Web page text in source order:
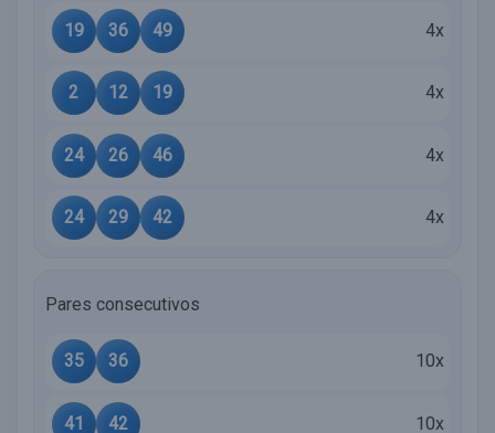
19 36 49 4x
2 12 19 4x
24 26 46 4x
24 29 42 4x
Pares consecutivos
35 36 10x
41 42 10x